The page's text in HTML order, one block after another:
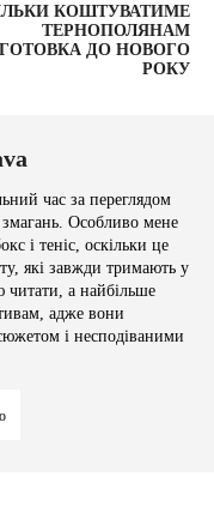
КОШТУВАТИМЕ
ТЕРНОПОЛЯНАМ
ДО НОВОГО
РОКУ
час за переглядом
Особливо мене
і теніс, оскільки це
які завжди тримають у
а найбільше
адже вони
і несподіваними